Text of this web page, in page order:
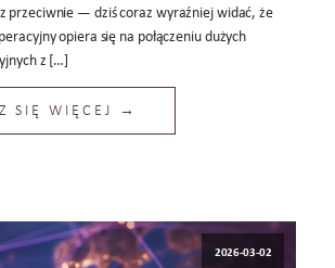
przeciwnie — dziś coraz wyraźniej widać, że
opiera się na połączeniu dużych
z […]
SIĘ WIĘCEJ →
2026-03-02